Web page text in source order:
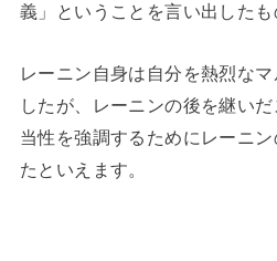
義」ということを言い出したも
レーニン自身は自分を熱烈な
したが、レーニンの後を継い
当性を強調するためにレーニ
たといえます。